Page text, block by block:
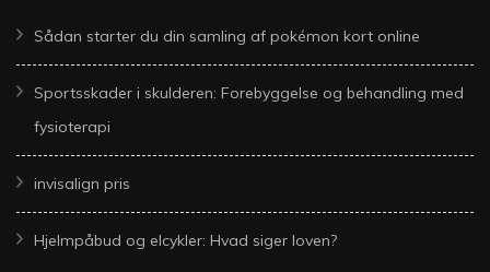
Sådan starter du din samling af pokémon kort online
Sportsskader i skulderen: Forebyggelse og behandling med
fysioterapi
invisalign pris
Hjelmpåbud og elcykler: Hvad siger loven?